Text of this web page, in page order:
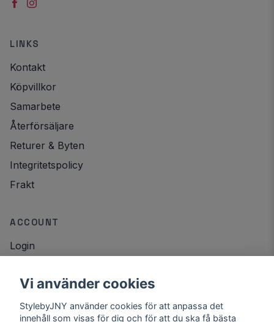
LINKS
Kontakt
Köpvillkor
Samarbete
Återförsäljare
Returer & Byten
Integritetspolicy
Frakt
ACCOUNT
Login
NYHETSBREV
Email
Registrera
Vi använder cookies
StylebyJNY använder cookies för att anpassa det
innehåll som visas för dig och för att du ska få bästa